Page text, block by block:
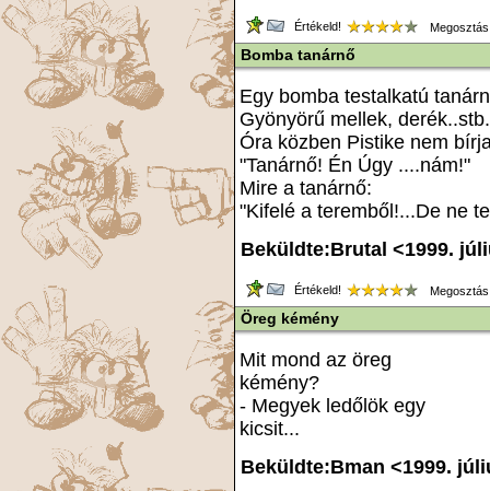
Értékeld!
Bomba tanárnő
Egy bomba testalkatú
Gyönyörű mellek, derék..stb.
Óra közben Pistike nem
"Tanárnő! Én Úgy ....nám!"
Mire a tanárnő:
"Kifelé a teremből!...De ne
Beküldte:Brutal <1999.
Értékeld!
Öreg kémény
Mit mond az öreg
kémény?
- Megyek ledőlök egy
kicsit...
Beküldte:Bman <1999.